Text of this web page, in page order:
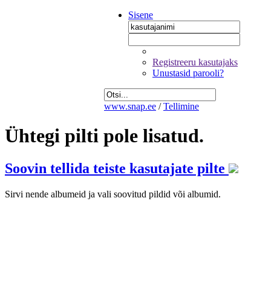
Sisene
Registreeru kasutajaks
Unustasid parooli?
www.snap.ee / Tellimine
Ühtegi pilti pole lisatud.
Soovin tellida teiste kasutajate pilte
Sirvi nende albumeid ja vali soovitud pildid või albumid.